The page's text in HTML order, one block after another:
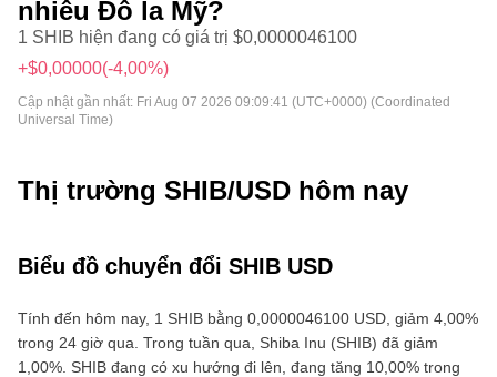
nhiêu Đô la Mỹ?
1 SHIB hiện đang có giá trị $0,0000046100
+$0,00000(-4,00%)
Cập nhật gần nhất: Fri Aug 07 2026 09:09:41 (UTC+0000) (Coordinated
Universal Time)
Thị trường SHIB/USD hôm nay
Biểu đồ chuyển đổi SHIB USD
Tính đến hôm nay, 1 SHIB bằng 0,0000046100 USD, giảm 4,00%
trong 24 giờ qua. Trong tuần qua, Shiba Inu (SHIB) đã giảm
1,00%. SHIB đang có xu hướng đi lên, đang tăng 10,00% trong